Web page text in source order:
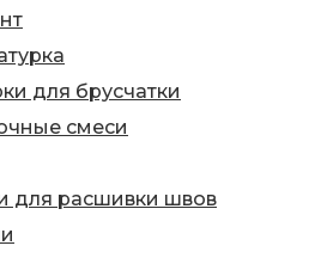
для брусчатки
смеси
для расшивки швов